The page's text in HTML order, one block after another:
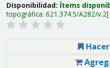
Disponibilidad: Ítems
topográfica: 621.374.5/A282/v.2